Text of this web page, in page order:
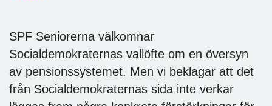
SPF Seniorerna välkomnar
Socialdemokraternas vallöfte om en översyn
av pensionssystemet. Men vi beklagar att det
från Socialdemokraternas sida inte verkar